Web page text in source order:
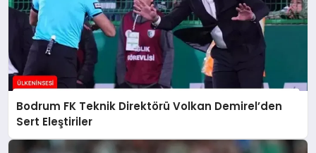
Bodrum FK Teknik Direktörü Volkan Demirel’den
Sert Eleştiriler